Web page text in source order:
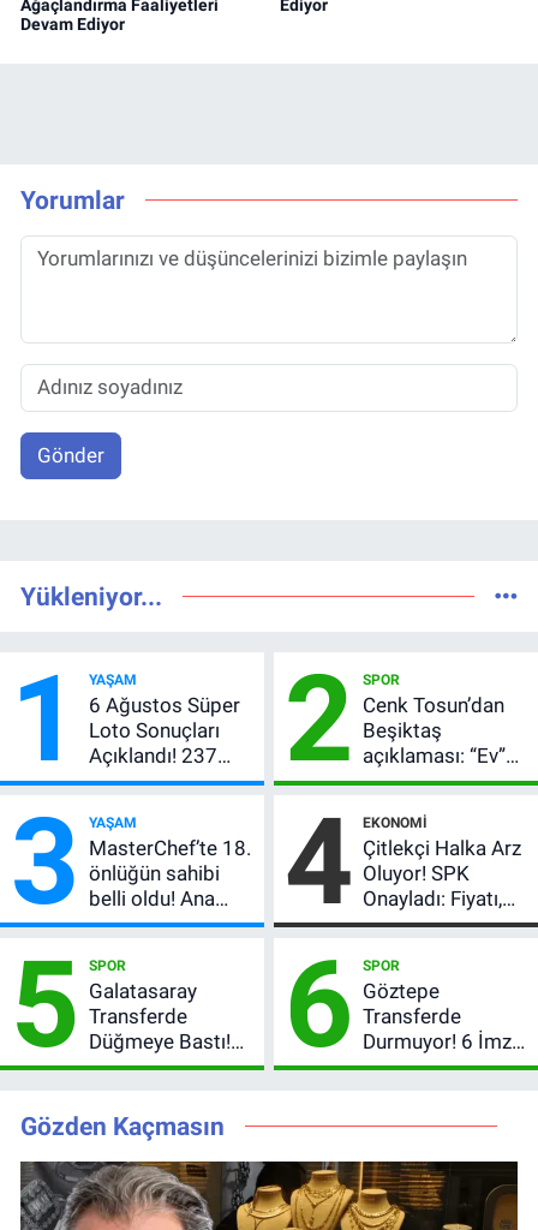
Ağaçlandırma Faaliyetleri
Devam Ediyor
Ediyor
Yorumlar
Gönder
Yükleniyor...
1 YAŞAM
6 Ağustos Süper
Loto Sonuçları
Açıklandı! 237
Milyon TL’lik
2 SPOR
Cenk Tosun’dan
Beşiktaş
açıklaması: “Ev”
dedi, asıl mesajı
verdi
3 YAŞAM
MasterChef’te 18.
önlüğün sahibi
belli oldu! Ana
kadroya giren
oldu?
4 EKONOMI
Çitlekçi Halka Arz
Oluyor! SPK
Onayladı: Fiyatı,
Lot Sayısı ve
Tarihi
5 SPOR
Galatasaray
Transferde
Düğmeye Bastı!
Leao, Camavinga
Durum
6 SPOR
Göztepe
Transferde
Durmuyor! 6 İmza
Sonrası Yeni
Gözden Kaçmasın